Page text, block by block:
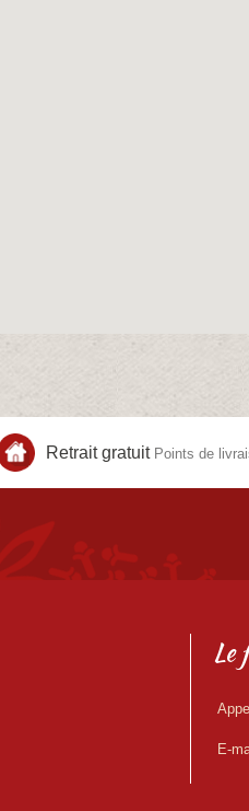
Retrait gratuitPoints de
Le
E-